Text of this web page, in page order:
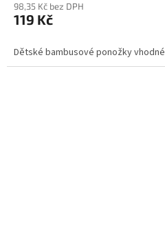
98,35 Kč bez DPH
119 Kč
Dětské bambusové ponožky